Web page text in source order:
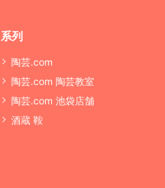
系列
陶芸.com
陶芸.com 陶芸教室
陶芸.com 池袋店舗
酒蔵 鞍